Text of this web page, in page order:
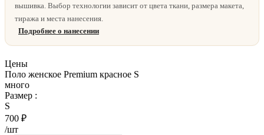
вышивка. Выбор технологии зависит от цвета ткани, размера макета,
тиража и места нанесения.
Подробнее о нанесении
Цены
Поло женское Premium красное S
много
Размер :
S
700 ₽
/шт